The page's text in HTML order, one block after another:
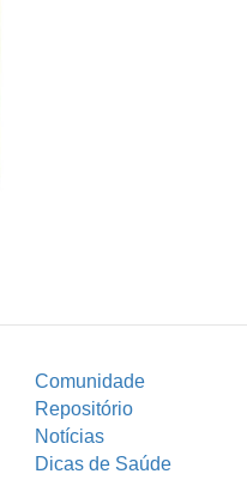
Comunidade
Repositório
Notícias
Dicas de Saúde